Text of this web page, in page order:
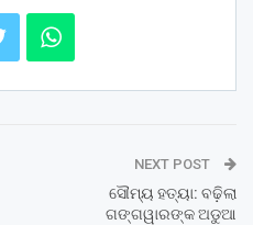
NEXT POST
ସୌମ୍ୟ ହତ୍ୟା: ବଢ଼ିଲା
ଗଙ୍ଗୱାରଙ୍କ ଅଡୁଆ